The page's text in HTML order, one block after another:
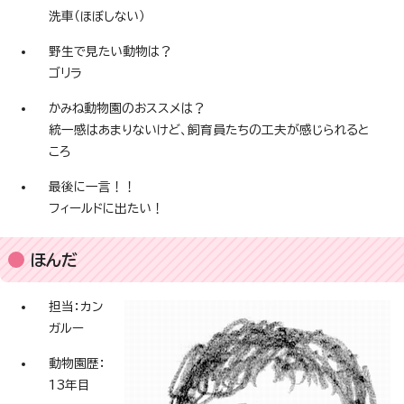
洗車（ほぼしない）
野生で見たい動物は？
ゴリラ
かみね動物園のおススメは？
統一感はあまりないけど、飼育員たちの工夫が感じられると
ころ
最後に一言！！
フィールドに出たい！
ほんだ
担当：カン
ガルー
動物園歴：
13年目